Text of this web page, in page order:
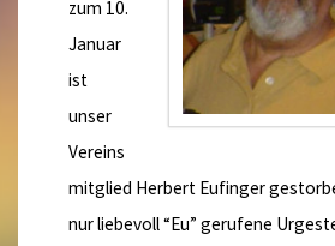
zum 10.
Januar
ist
unser
Vereins
mitglied Herbert Eufinger
nur liebevoll “Eu” gerufene